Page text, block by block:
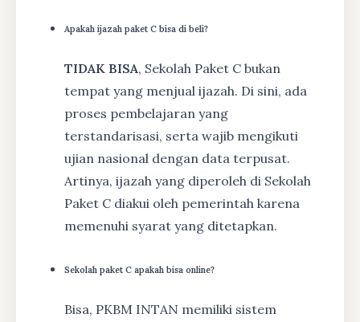
Apakah ijazah paket C bisa di beli?
TIDAK BISA, Sekolah Paket C bukan
tempat yang menjual ijazah. Di sini, ada
proses pembelajaran yang
terstandarisasi, serta wajib mengikuti
ujian nasional dengan data terpusat.
Artinya, ijazah yang diperoleh di Sekolah
Paket C diakui oleh pemerintah karena
memenuhi syarat yang ditetapkan.
Sekolah paket C apakah bisa online?
Bisa, PKBM INTAN memiliki sistem